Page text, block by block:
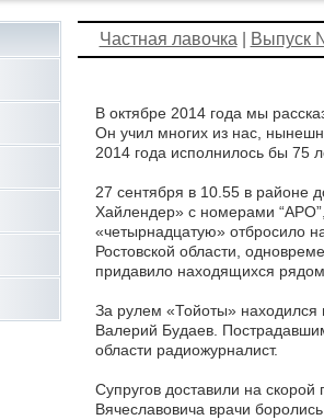
Частная лавочка Выпуск
В октябре 2014 года мы
Он учил многих из нас,
2014 года исполнилось бы 75
27 сентября в 10.55 в районе
Хайлендер» с номерами
«четырнадцатую» отбросило
Ростовской области,
придавило находящихся
За рулем «Тойоты» находился
Валерий Будаев.
области радиожурналист.
Супругов доставили на
Вячеславовича врачи